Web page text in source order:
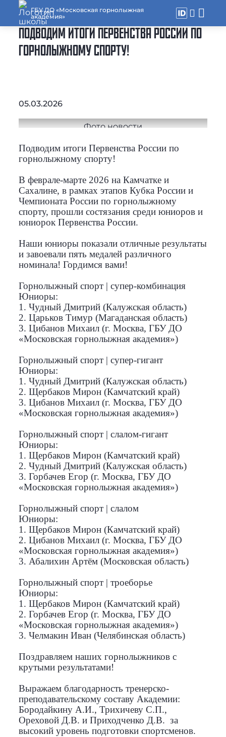
ГБУ ДО «Московская горнолыжная
академия»
ПОДВОДИМ ИТОГИ ПЕРВЕНСТВА РОССИИ ПО
ГОРНОЛЫЖНОМУ СПОРТУ!
05.03.2026
Подводим итоги Первенства России по
горнолыжному спорту!
В феврале-марте 2026 на Камчатке и
Сахалине, в рамках этапов Кубка России и
Чемпионата России по горнолыжному
спорту, прошли состязания среди юниоров и
юниорок Первенства России.
Наши юниоры показали отличные результаты
и завоевали пять медалей различного
номинала! Гордимся вами!
Горнолыжный спорт | супер-комбинация
Юниоры:
1. Чудный Дмитрий (Калужская область)
2. Царьков Тимур (Магаданская область)
3. Цибанов Михаил (г. Москва, ГБУ ДО
«Московская горнолыжная академия»)
Горнолыжный спорт | супер-гигант
Юниоры:
1. Чудный Дмитрий (Калужская область)
2. Щербаков Мирон (Камчатский край)
3. Цибанов Михаил (г. Москва, ГБУ ДО
«Московская горнолыжная академия»)
Горнолыжный спорт | слалом-гигант
Юниоры:
1. Щербаков Мирон (Камчатский край)
2. Чудный Дмитрий (Калужская область)
3. Горбачев Егор (г. Москва, ГБУ ДО
«Московская горнолыжная академия»)
Горнолыжный спорт | слалом
Юниоры:
1. Щербаков Мирон (Камчатский край)
2. Цибанов Михаил (г. Москва, ГБУ ДО
«Московская горнолыжная академия»)
3. Абалихин Артём (Московская область)
Горнолыжный спорт | троеборье
Юниоры:
1. Щербаков Мирон (Камчатский край)
2. Горбачев Егор (г. Москва, ГБУ ДО
«Московская горнолыжная академия»)
3. Челмакин Иван (Челябинская область)
Поздравляем наших горнолыжников с
крутыми результатами!
Выражаем благодарность тренерско-
преподавательскому составу Академии:
Бородайкину А.И., Трихичеву С.П.,
Ореховой Д.В. и Приходченко Д.В. за
высокий уровень подготовки спортсменов.